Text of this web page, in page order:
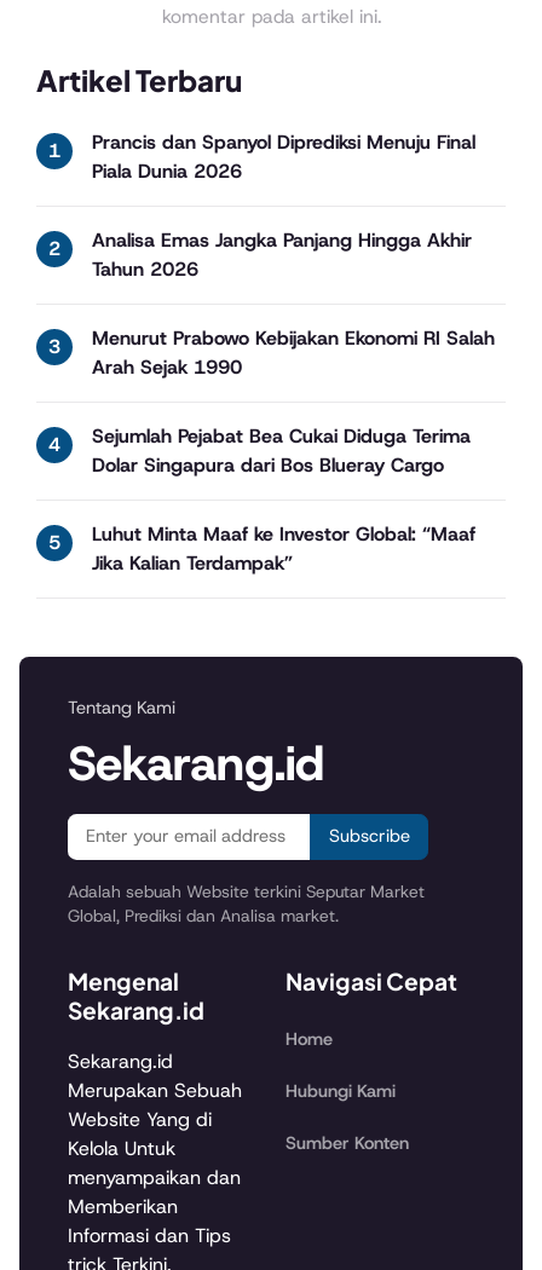
Artikel Terbaru
Prancis dan Spanyol Diprediksi Menuju Final
Piala Dunia 2026
Analisa Emas Jangka Panjang Hingga Akhir
Tahun 2026
Menurut Prabowo Kebijakan Ekonomi RI Salah
Arah Sejak 1990
Sejumlah Pejabat Bea Cukai Diduga Terima
Dolar Singapura dari Bos Blueray Cargo
Luhut Minta Maaf ke Investor Global: “Maaf
Jika Kalian Terdampak”
komentar pada artikel ini.
Tentang Kami
Sekarang.id
Subscribe
Adalah sebuah Website terkini Seputar Market
Global, Prediksi dan Analisa market.
Mengenal
Sekarang.id
Sekarang.id
Merupakan Sebuah
Website Yang di
Kelola Untuk
menyampaikan dan
Memberikan
Informasi dan Tips
trick Terkini.
Navigasi Cepat
Home
Hubungi Kami
Sumber Konten